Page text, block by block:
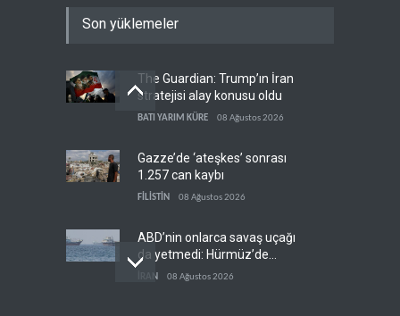
Son yüklemeler
The Guardian: Trump’ın İran
stratejisi alay konusu oldu
BATI YARIM KÜRE 08 Ağustos 2026
Gazze’de ‘ateşkes’ sonrası
1.257 can kaybı
FİLİSTİN 08 Ağustos 2026
ABD’nin onlarca savaş uçağı
da yetmedi: Hürmüz’de
gemi vuruldu
İRAN 08 Ağustos 2026